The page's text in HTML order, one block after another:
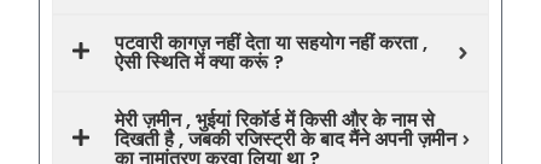
पटवारी कागज़ नहीं देता या सहयोग नहीं करता ,
ऐसी स्थिति में क्या करूं ?
मेरी ज़मीन , भुईयां रिकॉर्ड में किसी और के नाम से
दिखती है , जबकी रजिस्ट्री के बाद मैंने अपनी ज़मीन